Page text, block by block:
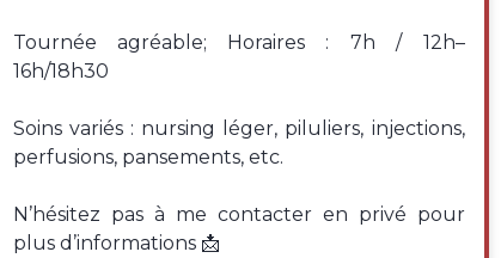
Tournée agréable; Horaires : 7h / 12h–
16h/18h30
Soins variés : nursing léger, piluliers, injections,
perfusions, pansements, etc.
N’hésitez pas à me contacter en privé pour
plus d’informations 📩